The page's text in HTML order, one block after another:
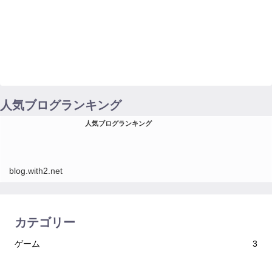
人気ブログランキング
人気ブログランキング
blog.with2.net
カテゴリー
ゲーム 3